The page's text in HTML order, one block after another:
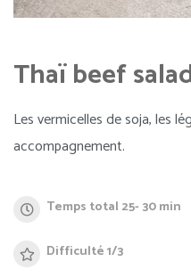
Thaï beef
Les vermicelles de soja, les
accompagnement.
Temps total 25- 30 min
Difficulté 1/3